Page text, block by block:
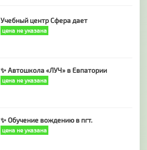
Учебный центр Сфера дает
цена не указана
✨ Автошкола «ЛУЧ» в Евпатории
цена не указана
✨ Обучение вождению в пгт.
цена не указана